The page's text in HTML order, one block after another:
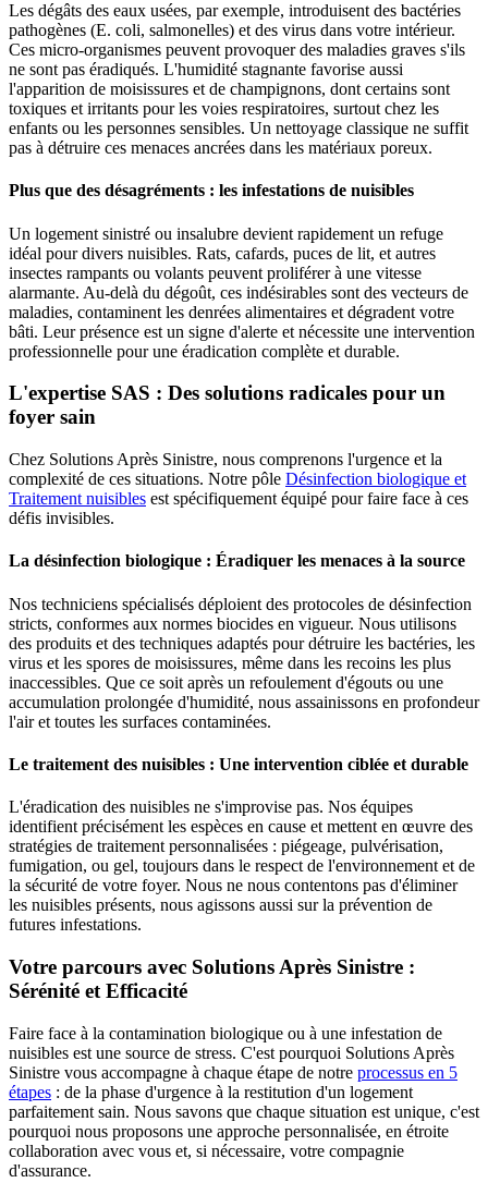
Les dégâts des eaux usées, par exemple, introduisent des bactéries
pathogènes (E. coli, salmonelles) et des virus dans votre intérieur.
Ces micro-organismes peuvent provoquer des maladies graves s'ils
ne sont pas éradiqués. L'humidité stagnante favorise aussi
l'apparition de moisissures et de champignons, dont certains sont
toxiques et irritants pour les voies respiratoires, surtout chez les
enfants ou les personnes sensibles. Un nettoyage classique ne suffit
pas à détruire ces menaces ancrées dans les matériaux poreux.
Plus que des désagréments : les infestations de nuisibles
Un logement sinistré ou insalubre devient rapidement un refuge
idéal pour divers nuisibles. Rats, cafards, puces de lit, et autres
insectes rampants ou volants peuvent proliférer à une vitesse
alarmante. Au-delà du dégoût, ces indésirables sont des vecteurs de
maladies, contaminent les denrées alimentaires et dégradent votre
bâti. Leur présence est un signe d'alerte et nécessite une intervention
professionnelle pour une éradication complète et durable.
L'expertise SAS : Des solutions radicales pour un
foyer sain
Chez Solutions Après Sinistre, nous comprenons l'urgence et la
complexité de ces situations. Notre pôle Désinfection biologique et
Traitement nuisibles est spécifiquement équipé pour faire face à ces
défis invisibles.
La désinfection biologique : Éradiquer les menaces à la source
Nos techniciens spécialisés déploient des protocoles de désinfection
stricts, conformes aux normes biocides en vigueur. Nous utilisons
des produits et des techniques adaptés pour détruire les bactéries, les
virus et les spores de moisissures, même dans les recoins les plus
inaccessibles. Que ce soit après un refoulement d'égouts ou une
accumulation prolongée d'humidité, nous assainissons en profondeur
l'air et toutes les surfaces contaminées.
Le traitement des nuisibles : Une intervention ciblée et durable
L'éradication des nuisibles ne s'improvise pas. Nos équipes
identifient précisément les espèces en cause et mettent en œuvre des
stratégies de traitement personnalisées : piégeage, pulvérisation,
fumigation, ou gel, toujours dans le respect de l'environnement et de
la sécurité de votre foyer. Nous ne nous contentons pas d'éliminer
les nuisibles présents, nous agissons aussi sur la prévention de
futures infestations.
Votre parcours avec Solutions Après Sinistre :
Sérénité et Efficacité
Faire face à la contamination biologique ou à une infestation de
nuisibles est une source de stress. C'est pourquoi Solutions Après
Sinistre vous accompagne à chaque étape de notre processus en 5
étapes : de la phase d'urgence à la restitution d'un logement
parfaitement sain. Nous savons que chaque situation est unique, c'est
pourquoi nous proposons une approche personnalisée, en étroite
collaboration avec vous et, si nécessaire, votre compagnie
d'assurance.